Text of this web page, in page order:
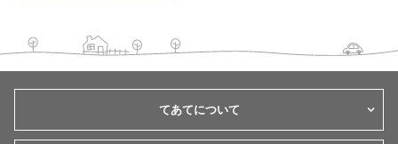
てあてについて